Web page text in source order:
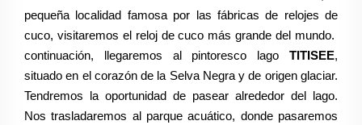
pequeña localidad famosa por las fábricas de relojes de
cuco, visitaremos el reloj de cuco más grande del mundo.
continuación, llegaremos al pintoresco lago TITISEE,
situado en el corazón de la Selva Negra y de origen glaciar.
Tendremos la oportunidad de pasear alrededor del lago.
Nos trasladaremos al parque acuático, donde pasaremos